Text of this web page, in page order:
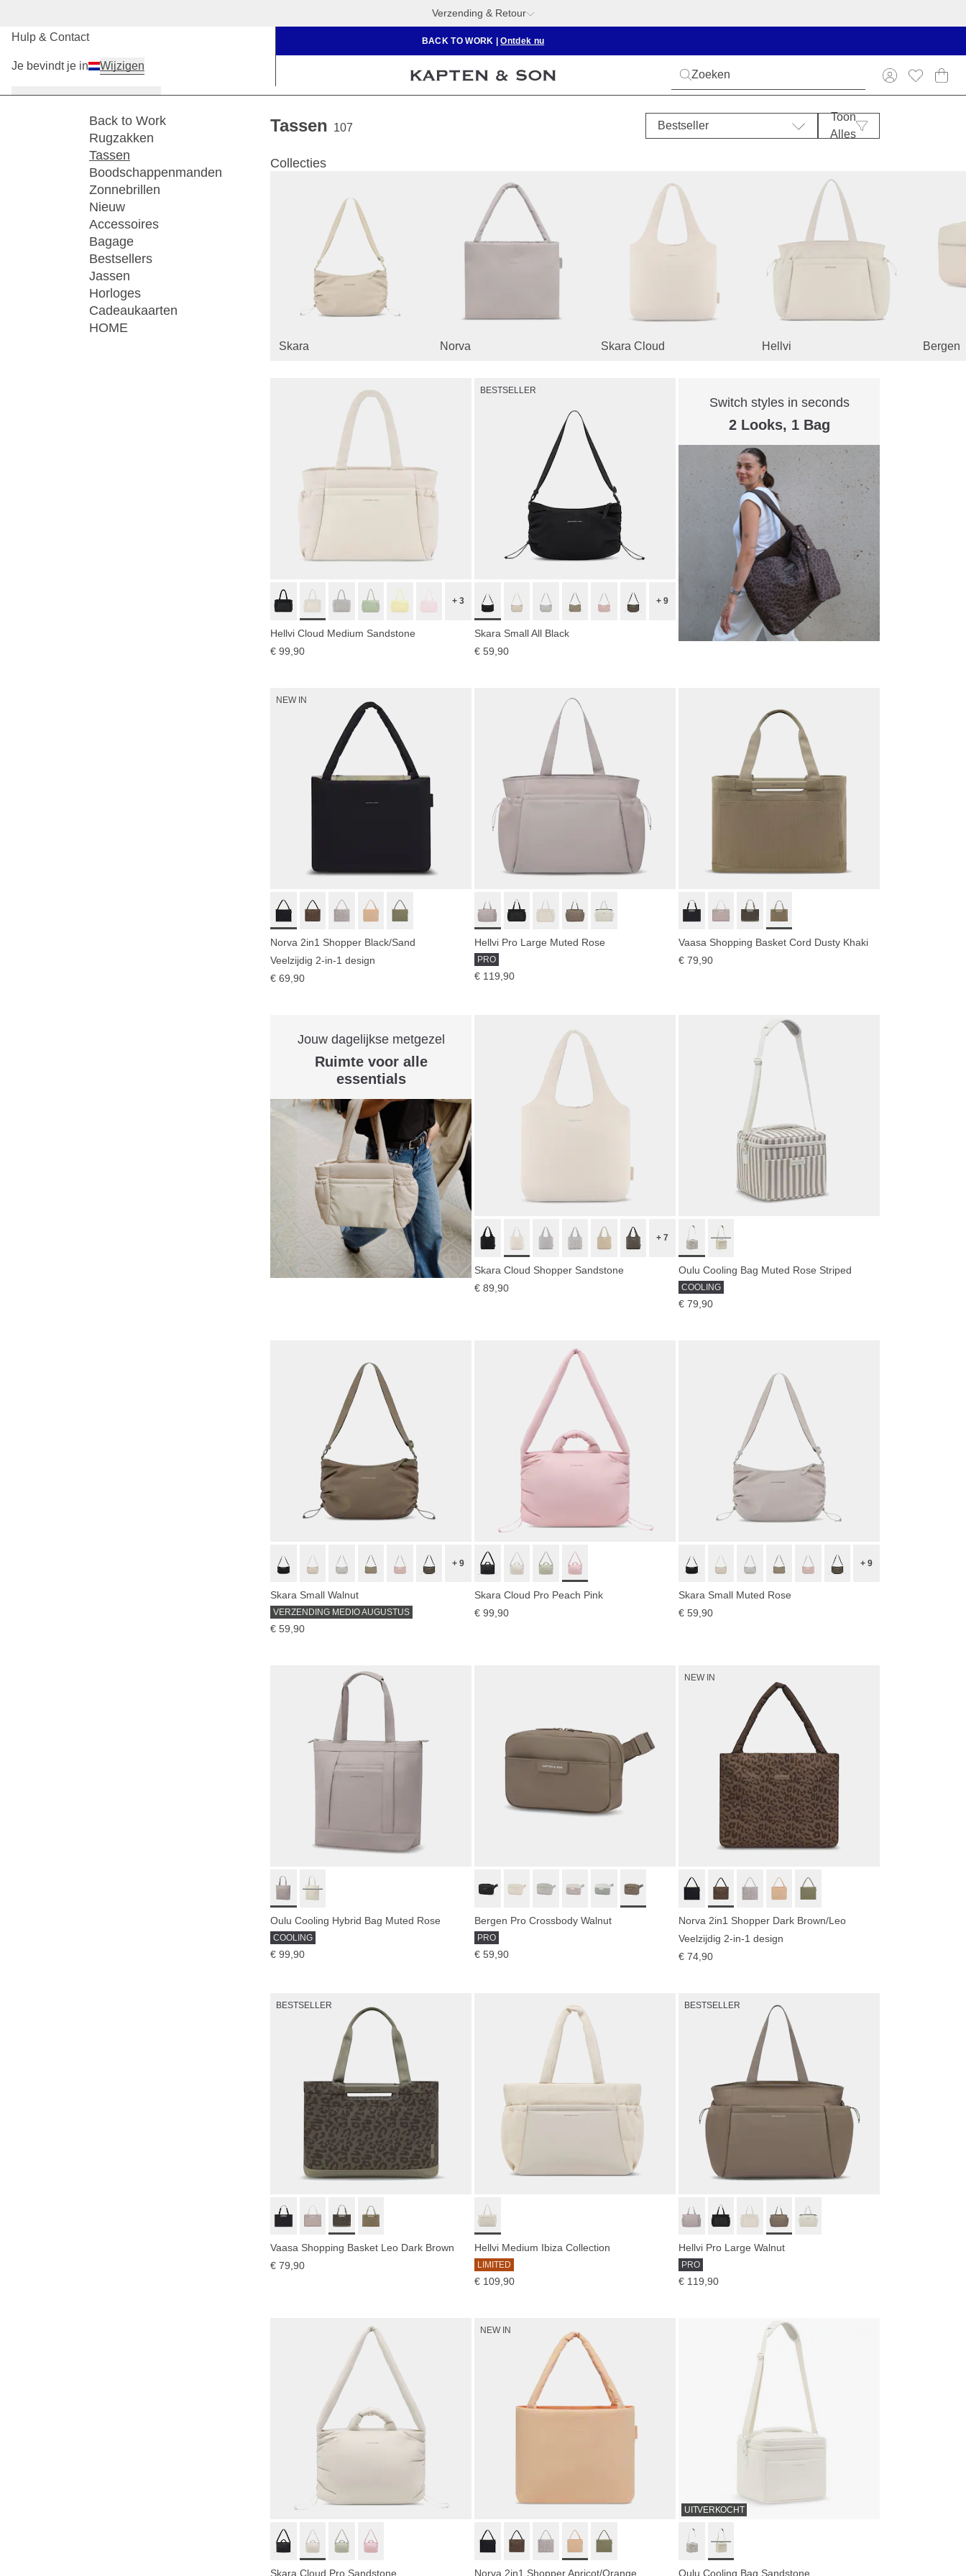
Verzending & Retour
BACK TO WORK |Ontdek nu
Heren Kinderen
Hulp & Contact
Je bevindt je in Wijzigen
Back to Work
Rugzakken
Tassen
Boodschappenmanden
Zonnebrillen
Nieuw
Accessoires
Bagage
Bestsellers
Jassen
Horloges
Cadeaukaarten
HOME
Tassen 107 Bestseller
Toon
Alles
Collecties
Skara Norva Skara Cloud Hellvi Bergen
+ 3
Hellvi Cloud Medium Sandstone
€ 99,90
BESTSELLER
+ 9
Skara Small All Black
€ 59,90
Switch styles in seconds
2 Looks, 1 Bag
NEW IN
Norva 2in1 Shopper Black/Sand
Veelzijdig 2-in-1 design
€ 69,90
Hellvi Pro Large Muted Rose
PRO
€ 119,90
Vaasa Shopping Basket Cord Dusty Khaki
€ 79,90
Jouw dagelijkse metgezel
Ruimte voor alle
essentials
+ 7
Skara Cloud Shopper Sandstone
€ 89,90
Oulu Cooling Bag Muted Rose Striped
COOLING
€ 79,90
+ 9
Skara Small Walnut
VERZENDING MEDIO AUGUSTUS
€ 59,90
Skara Cloud Pro Peach Pink
€ 99,90
+ 9
Skara Small Muted Rose
€ 59,90
Oulu Cooling Hybrid Bag Muted Rose
COOLING
€ 99,90
Bergen Pro Crossbody Walnut
PRO
€ 59,90
NEW IN
Norva 2in1 Shopper Dark Brown/Leo
Veelzijdig 2-in-1 design
€ 74,90
BESTSELLER
Vaasa Shopping Basket Leo Dark Brown
€ 79,90
Hellvi Medium Ibiza Collection
LIMITED
€ 109,90
BESTSELLER
Hellvi Pro Large Walnut
PRO
€ 119,90
Skara Cloud Pro Sandstone
NEW IN
Norva 2in1 Shopper Apricot/Orange
UITVERKOCHT
Oulu Cooling Bag Sandstone